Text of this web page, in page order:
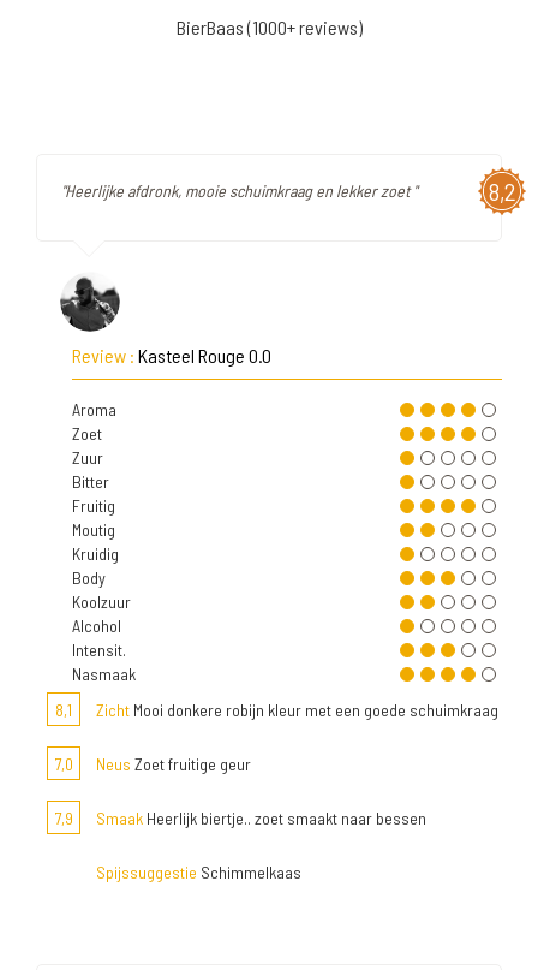
BierBaas (1000+ reviews)
8,2
"Heerlijke afdronk, mooie schuimkraag en lekker zoet "
Review : Kasteel Rouge 0.0
Aroma
Zoet
Zuur
Bitter
Fruitig
Moutig
Kruidig
Body
Koolzuur
Alcohol
Intensit.
Nasmaak
8,1
Zicht Mooi donkere robijn kleur met een goede schuimkraag
7,0 Neus Zoet fruitige geur
7,9 Smaak Heerlijk biertje.. zoet smaakt naar bessen
Spijssuggestie Schimmelkaas